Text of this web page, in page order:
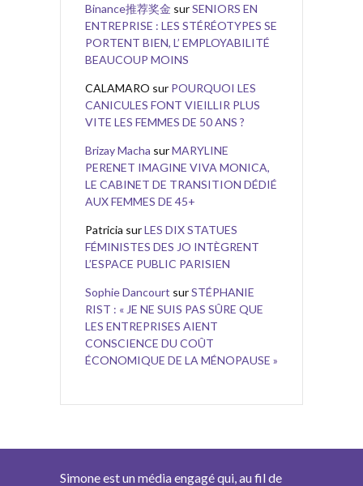
Binance推荐奖金 surSENIORS EN
ENTREPRISE : LES STÉRÉOTYPES SE
PORTENT BIEN, L’ EMPLOYABILITÉ
BEAUCOUP MOINS
CALAMARO sur POURQUOI LES
CANICULES FONT VIEILLIR PLUS
VITE LES FEMMES DE 50 ANS ?
Brizay Macha surMARYLINE
PERENET IMAGINE VIVA MONICA,
LE CABINET DE TRANSITION DÉDIÉ
AUX FEMMES DE 45+
Patricia surLES DIX STATUES
FÉMINISTES DES JO INTÈGRENT
L’ESPACE PUBLIC PARISIEN
Sophie Dancourt surSTÉPHANIE
RIST : « JE NE SUIS PAS SÛRE QUE
LES ENTREPRISES AIENT
CONSCIENCE DU COÛT
ÉCONOMIQUE DE LA MÉNOPAUSE »
Simone est un média engagé qui, au fil de